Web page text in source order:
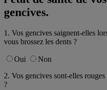
gencives.
1. Vos gencives saignent-elles
vous brossez les dents ?
Oui
Non
2. Vos gencives sont-elles
?